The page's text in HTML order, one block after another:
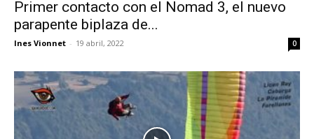
Primer contacto con el Nomad 3, el nuevo
parapente biplaza de...
Ines Vionnet - 19 abril, 2022 0